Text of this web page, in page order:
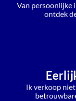
Van persoonlijke
ontdek
Ik verkoop